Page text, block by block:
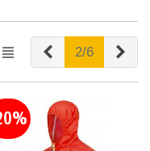
Anterior
2/6